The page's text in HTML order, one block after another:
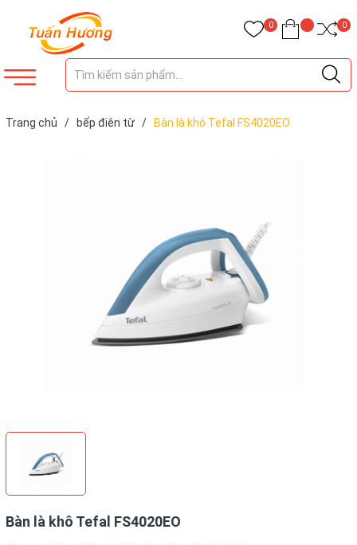
0 0
Trang chủ / bếp điên từ / Bàn là khô Tefal FS4020EO
Bàn là khô Tefal FS4020EO